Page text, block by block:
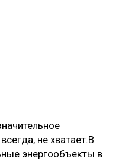
не хватает.В
энергообъекты в